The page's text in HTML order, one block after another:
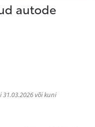
autode
31.03.2026 või kuni